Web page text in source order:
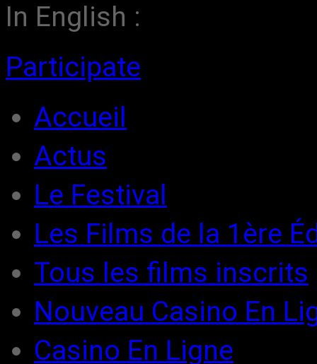
In English :
Participate
Accueil
Actus
Le Festival
Les Films de la 1ère
Tous les films inscrits
Nouveau Casino En
Casino En Ligne